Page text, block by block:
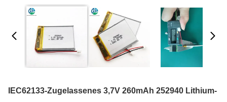
IEC62133-Zugelassenes 3,7V 260mAh 252940 Lithium-